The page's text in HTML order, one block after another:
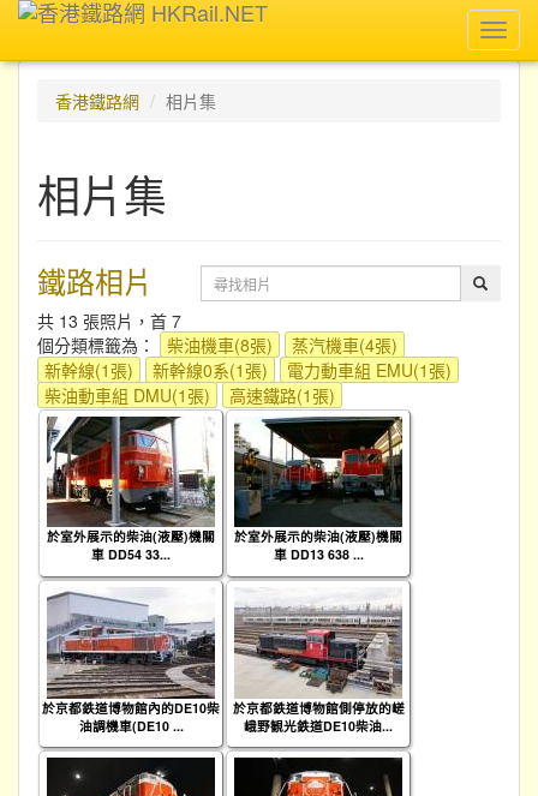
香港鐵路網
相片集
相片集
鐵路相片
共 13 張照片，首 7
個分類標籤為：
柴油機車(8張)
蒸汽機車(4張)
新幹線(1張)
新幹線0系(1張)
電力動車組 EMU(1張)
柴油動車組 DMU(1張)
高速鐵路(1張)
於室外展示的柴油(液壓)機關
車 DD54 33...
於室外展示的柴油(液壓)機關
車 DD13 638 ...
於京都鉄道博物館內的DE10柴
油調機車(DE10 ...
於京都鉄道博物館側停放的嵯
峨野観光鉄道DE10柴油...